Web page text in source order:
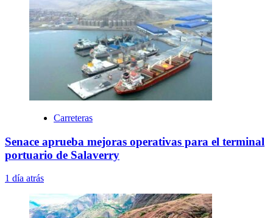
Carreteras
Senace aprueba mejoras operativas para el terminal
portuario de Salaverry
1 día atrás